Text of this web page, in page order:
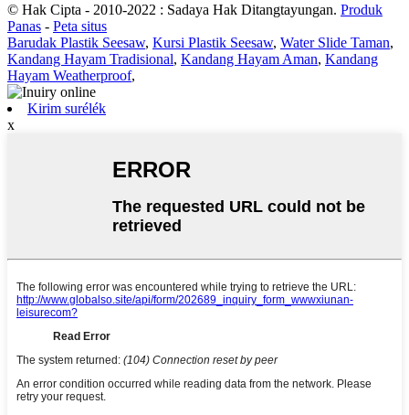
© Hak Cipta - 2010-2022 : Sadaya Hak Ditangtayungan. Produk
Panas - Peta situs
Barudak Plastik Seesaw, Kursi Plastik Seesaw, Water Slide Taman,
Kandang Hayam Tradisional, Kandang Hayam Aman, Kandang
Hayam Weatherproof,
Kirim surélék
x